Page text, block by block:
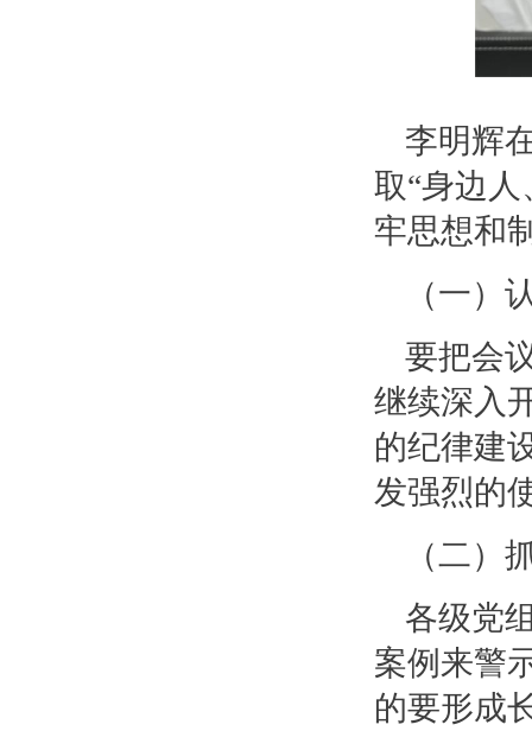
李明辉
取“身边
牢思想和
（一）
要把会
继续深入
的纪律建
发强烈的
（二）
各级党
案例来警
的要形成